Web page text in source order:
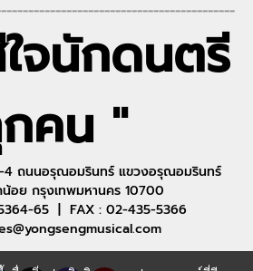
ใจนักดนตรี
คน "
4 ถนนอรุณอมรินทร์ แขวงอรุณอมรินทร์
อย กรุงเทพมหานคร 10700
65 | FAX : 02-435-5366